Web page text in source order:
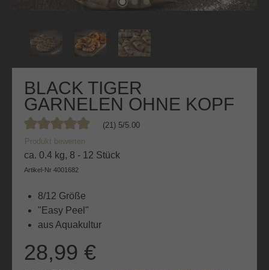
BLACK TIGER
GARNELEN OHNE KOPF
Durchschnittliche Bewertung von 5 von 5 Sternen
(21) 5/5.00
Produkt bewerten
ca. 0.4 kg, 8 - 12 Stück
Artikel-Nr 4001682
8/12 Größe
"Easy Peel"
aus Aquakultur
28,99 €